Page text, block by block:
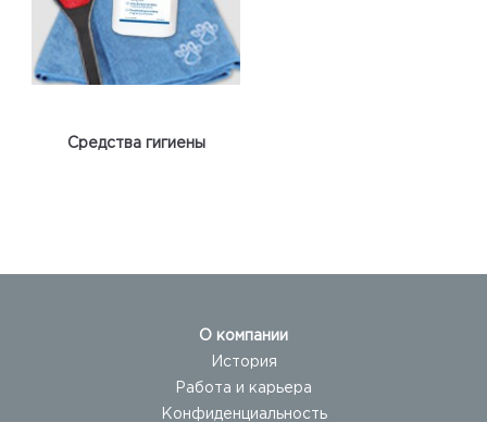
Средства гигиены
О компании
История
Работа и карьера
Конфиденциальность